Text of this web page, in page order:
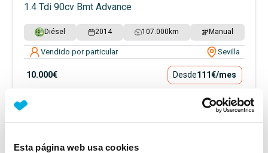
Esta página web usa cookies
1.4 Tdi 90cv Bmt Advance
Diésel 2014 107.000 km Manual
Vendido por particular Sevilla
10.000€ Desde111€/mes